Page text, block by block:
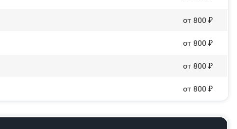
от 800 ₽
от 800 ₽
от 800 ₽
от 800 ₽